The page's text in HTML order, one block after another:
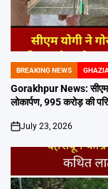
POSTED
IN
BREAKING NEWS
Gorakhpur News: सीएम
लोकार्पण, 995 करोड़ की
on
July 23, 2026